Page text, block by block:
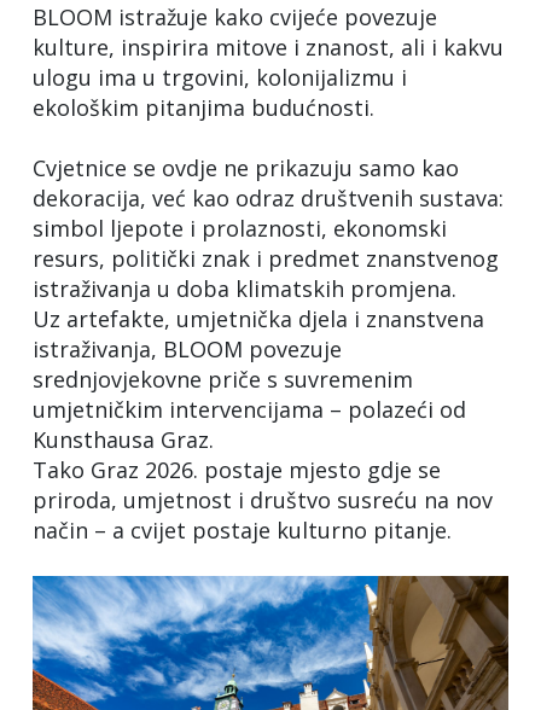
BLOOM istražuje kako cvijeće povezuje
kulture, inspirira mitove i znanost, ali i kakvu
ulogu ima u trgovini, kolonijalizmu i
ekološkim pitanjima budućnosti.
Cvjetnice se ovdje ne prikazuju samo kao
dekoracija, već kao odraz društvenih sustava:
simbol ljepote i prolaznosti, ekonomski
resurs, politički znak i predmet znanstvenog
istraživanja u doba klimatskih promjena.
Uz artefakte, umjetnička djela i znanstvena
istraživanja, BLOOM povezuje
srednjovjekovne priče s suvremenim
umjetničkim intervencijama – polazeći od
Kunsthausa Graz.
Tako Graz 2026. postaje mjesto gdje se
priroda, umjetnost i društvo susreću na nov
način – a cvijet postaje kulturno pitanje.